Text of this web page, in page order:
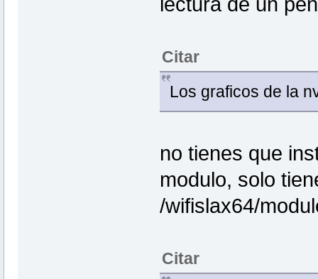
Citar
Los graficos de la
no tienes que
modulo, solo
/wifislax64/
Citar